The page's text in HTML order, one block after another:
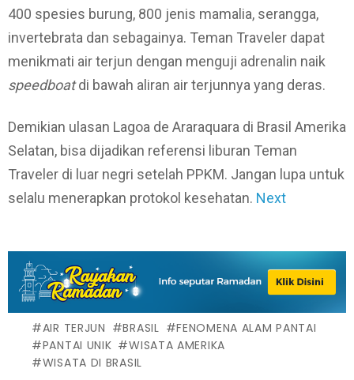
400 spesies burung, 800 jenis mamalia, serangga,
invertebrata dan sebagainya. Teman Traveler dapat
menikmati air terjun dengan menguji adrenalin naik
speedboatdi bawah aliran air terjunnya yang deras.
Demikian ulasan Lagoa de Araraquara di Brasil Amerika
Selatan, bisa dijadikan referensi liburan Teman
Traveler di luar negri setelah PPKM. Jangan lupa untuk
selalu menerapkan protokol kesehatan. Next
AIR TERJUN BRASIL
FENOMENA ALAM PANTAI
PANTAI UNIK
WISATA AMERIKA
WISATA DI BRASIL